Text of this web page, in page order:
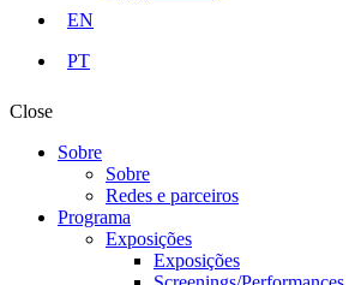
EN
PT
Close
Sobre
Sobre
Redes e parceiros
Programa
Exposições
Exposições